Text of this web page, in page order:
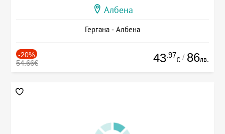
Албена
Гергана - Албена
-20%
54.66€ 43.97
€ / 86лв.